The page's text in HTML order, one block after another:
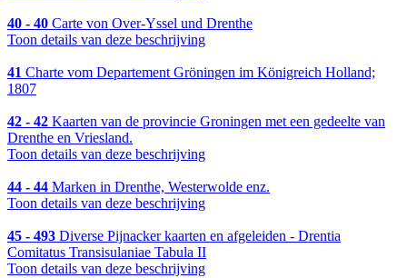
40 - 40 Carte von Over-Yssel und Drenthe
Toon details van deze beschrijving
41 Charte vom Departement Gröningen im Königreich Holland;
1807
42 - 42 Kaarten van de provincie Groningen met een gedeelte van
Drenthe en Vriesland.
Toon details van deze beschrijving
44 - 44 Marken in Drenthe, Westerwolde enz.
Toon details van deze beschrijving
45 - 493 Diverse Pijnacker kaarten en afgeleiden - Drentia
Comitatus Transisulaniae Tabula II
Toon details van deze beschrijving